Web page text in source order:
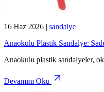
16 Haz 2026 | sandalye
Anaokulu Plastik Sandalye:
Anaokulu plastik sandalyeler,
Devamını Oku